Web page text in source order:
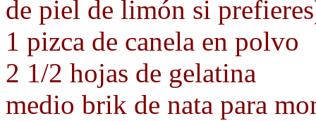
de piel de limón si
1 pizca de canela en polvo
2 1/2 hojas de gelatina
medio brik de nata para